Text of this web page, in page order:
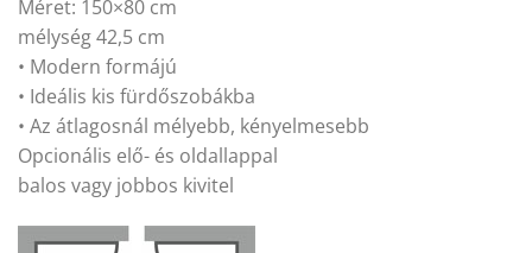
Méret: 150×80 cm
mélység 42,5 cm
• Modern formájú
• Ideális kis fürdőszobákba
• Az átlagosnál mélyebb, kényelmesebb
Opcionális elő- és oldallappal
balos vagy jobbos kivitel